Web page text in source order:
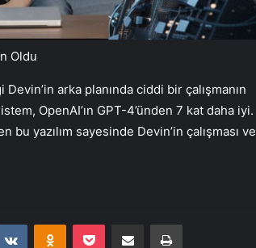
Oldu
arka planında ciddi bir çalışmanın
OpenAI’ın GPT-4’ünden 7 kat daha iyi.
yazılım sayesinde Devin’in çalışması ve
VKontakteOdnoklassniki
Pocket E-Posta ile paylaş Yazdır